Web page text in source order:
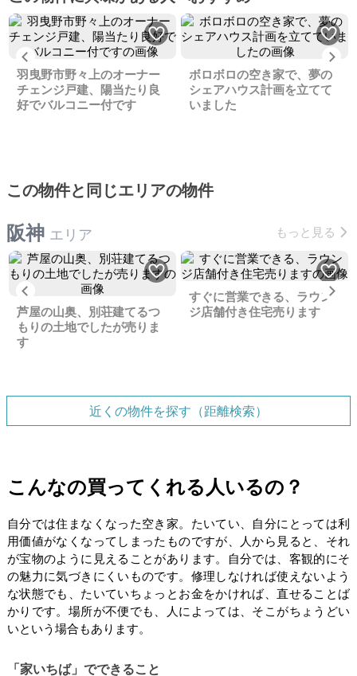
Previous
羽曳野市野々上のオーナー
チェンジ戸建、陽当たり良
好でバルコニー付です
ボロボロの空き家で、夢の
シェアハウス計画を立てて
いました
この物件と同じエリアの物件
阪神 エリア もっと見る
Previous
芦屋の山奥、別荘建てるつ
もりの土地でしたが売りま
す
すぐに営業できる、ラウン
ジ店舗付き住宅売ります
近くの物件を探す（距離検索）
こんなの買ってくれる人いるの？
自分では住まなくなった空き家。たいてい、自分にとっては利
用価値がなくなってしまったものですが、人から見ると、それ
が宝物のように見えることがあります。自分では、客観的にそ
の魅力に気づきにくいものです。修理しなければ使えないよう
な状態でも、たいていちょっとお金をかければ、直せることば
かりです。場所が不便でも、人によっては、そこがちょうどい
いという場合もあります。
「家いちば」でできること